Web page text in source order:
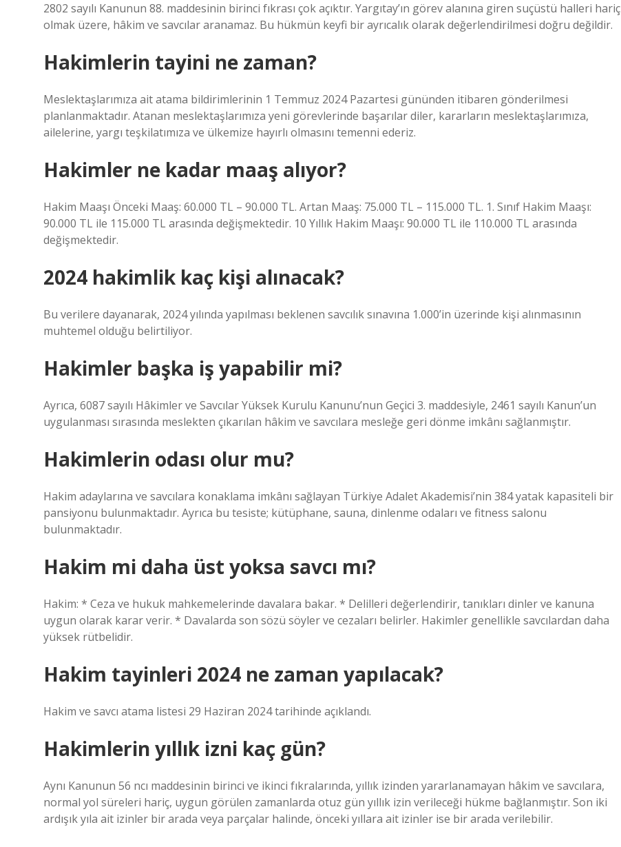
2802 sayılı Kanunun 88. maddesinin birinci fıkrası çok açıktır. Yargıtay’ın görev alanına giren suçüstü halleri hariç
olmak üzere, hâkim ve savcılar aranamaz. Bu hükmün keyfi bir ayrıcalık olarak değerlendirilmesi doğru değildir.
Hakimlerin tayini ne zaman?
Meslektaşlarımıza ait atama bildirimlerinin 1 Temmuz 2024 Pazartesi gününden itibaren gönderilmesi
planlanmaktadır. Atanan meslektaşlarımıza yeni görevlerinde başarılar diler, kararların meslektaşlarımıza,
ailelerine, yargı teşkilatımıza ve ülkemize hayırlı olmasını temenni ederiz.
Hakimler ne kadar maaş alıyor?
Hakim Maaşı Önceki Maaş: 60.000 TL – 90.000 TL. Artan Maaş: 75.000 TL – 115.000 TL. 1. Sınıf Hakim Maaşı:
90.000 TL ile 115.000 TL arasında değişmektedir. 10 Yıllık Hakim Maaşı: 90.000 TL ile 110.000 TL arasında
değişmektedir.
2024 hakimlik kaç kişi alınacak?
Bu verilere dayanarak, 2024 yılında yapılması beklenen savcılık sınavına 1.000’in üzerinde kişi alınmasının
muhtemel olduğu belirtiliyor.
Hakimler başka iş yapabilir mi?
Ayrıca, 6087 sayılı Hâkimler ve Savcılar Yüksek Kurulu Kanunu’nun Geçici 3. maddesiyle, 2461 sayılı Kanun’un
uygulanması sırasında meslekten çıkarılan hâkim ve savcılara mesleğe geri dönme imkânı sağlanmıştır.
Hakimlerin odası olur mu?
Hakim adaylarına ve savcılara konaklama imkânı sağlayan Türkiye Adalet Akademisi’nin 384 yatak kapasiteli bir
pansiyonu bulunmaktadır. Ayrıca bu tesiste; kütüphane, sauna, dinlenme odaları ve fitness salonu
bulunmaktadır.
Hakim mi daha üst yoksa savcı mı?
Hakim: * Ceza ve hukuk mahkemelerinde davalara bakar. * Delilleri değerlendirir, tanıkları dinler ve kanuna
uygun olarak karar verir. * Davalarda son sözü söyler ve cezaları belirler. Hakimler genellikle savcılardan daha
yüksek rütbelidir.
Hakim tayinleri 2024 ne zaman yapılacak?
Hakim ve savcı atama listesi 29 Haziran 2024 tarihinde açıklandı.
Hakimlerin yıllık izni kaç gün?
Aynı Kanunun 56 ncı maddesinin birinci ve ikinci fıkralarında, yıllık izinden yararlanamayan hâkim ve savcılara,
normal yol süreleri hariç, uygun görülen zamanlarda otuz gün yıllık izin verileceği hükme bağlanmıştır. Son iki
ardışık yıla ait izinler bir arada veya parçalar halinde, önceki yıllara ait izinler ise bir arada verilebilir.